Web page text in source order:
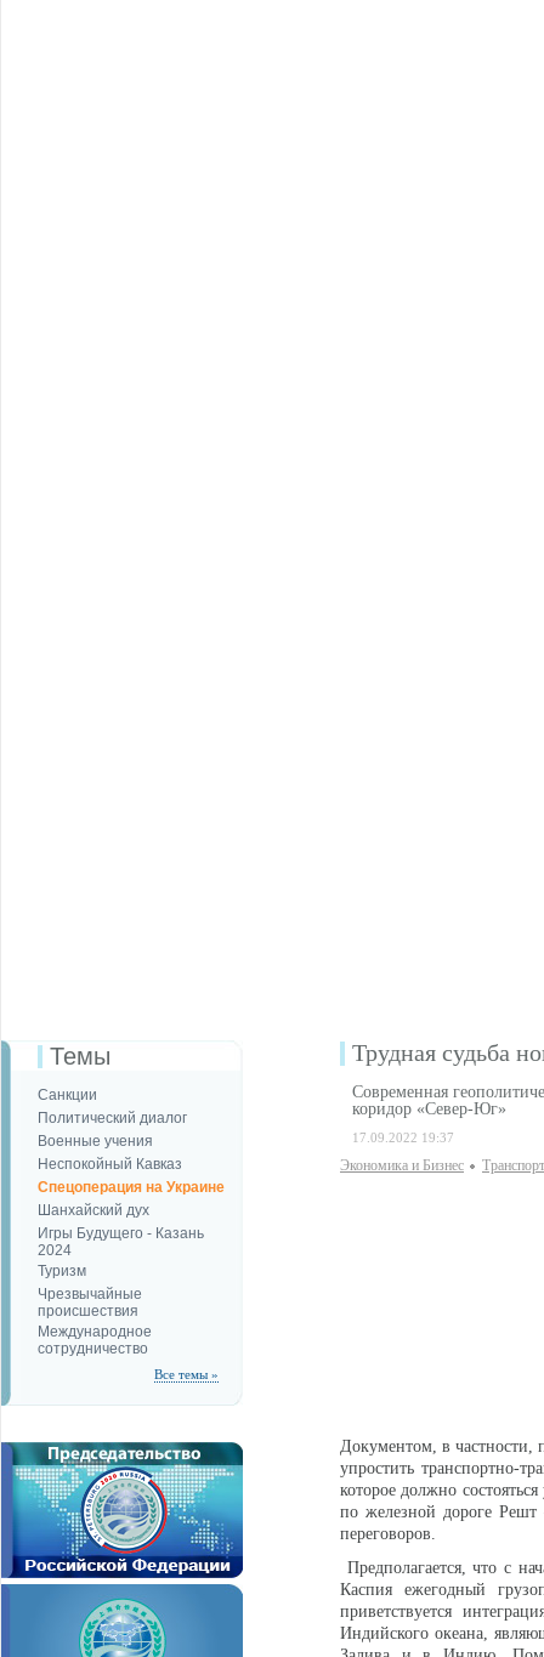
Темы
Санкции
Политический диалог
Военные учения
Неспокойный Кавказ
Спецоперация на Украине
Шанхайский дух
Игры Будущего - Казань
2024
Туризм
Чрезвычайные
происшествия
Международное
сотрудничество
Все темы »
Трудная судьба
Современная
коридор «Север-Юг»
17.09.2022 19:37
Экономика и Бизнес Транспорт
Документом, в частности,
упростить транспортно-
которое должно
по железной дороге Решт
переговоров.
Предполагается, что с
Каспия ежегодный
приветствуется
Индийского океана,